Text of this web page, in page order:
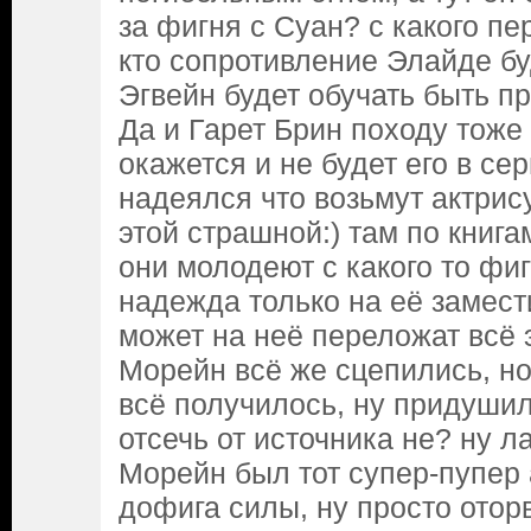
за фигня с Суан? с какого
кто сопротивление Элайде
Эгвейн будет обучать быть
Да и Гарет Брин походу тоже
окажется и не будет его в
надеялся что возьмут
этой страшной:) там по
они молодеют с какого то
надежда только на её
может на неё переложат всё
Морейн всё же сцепились, но
всё получилось, ну
отсечь от источника не? ну
Морейн был тот супер-пупер
дофига силы, ну просто